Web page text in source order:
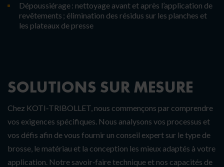
Dépoussiérage : nettoyage avant et après l’application de
revêtements ; élimination des résidus sur les planches et
les plateaux de presse
SOLUTIONS SUR MESURE
Chez KOTI‑TRIBOLLET, nous commençons par comprendre
vos exigences spécifiques. Nous analysons vos processus et
vos défis afin de vous fournir un conseil expert sur le type de
brosse, le matériau et la conception les mieux adaptés à votre
application. Notre savoir‑faire technique et nos capacités de